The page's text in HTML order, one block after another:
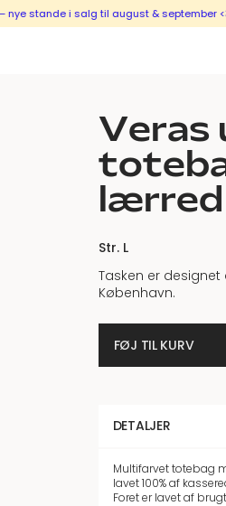
i salg til august & september <333
Veras
lærred
Str. L
Tasken er designet
København.
FØJ TIL KURV
DETALJER
Multifarvet totebag
lavet 100% af
Foret er lavet af